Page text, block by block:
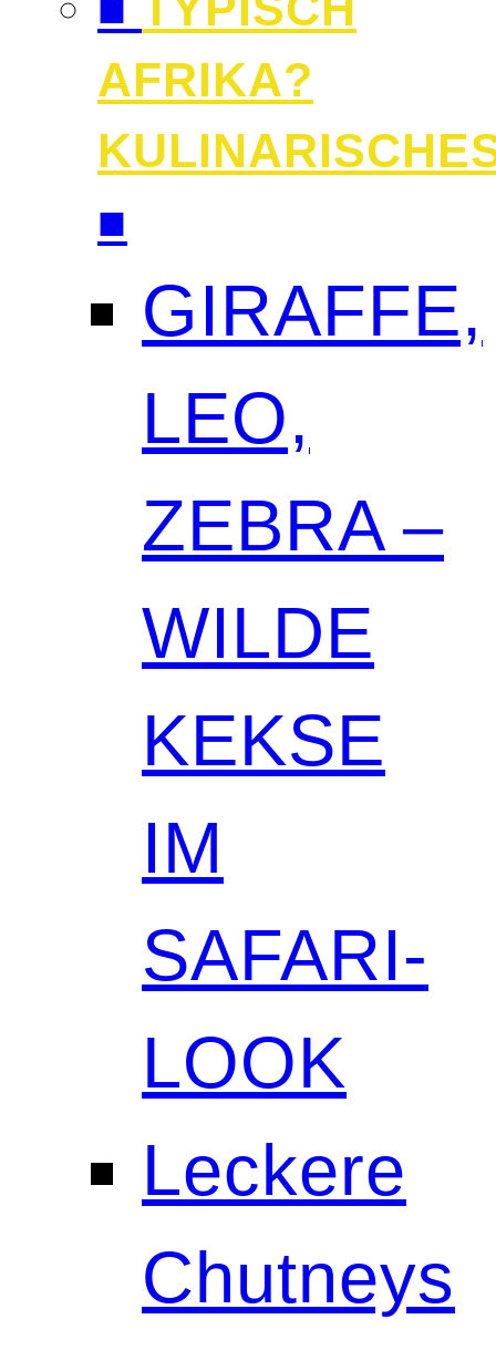
AFRIKA?
■
GIRAFFE,
LEO,
ZEBRA –
WILDE
KEKSE
IM
SAFARI-
LOOK
Leckere
Chutneys